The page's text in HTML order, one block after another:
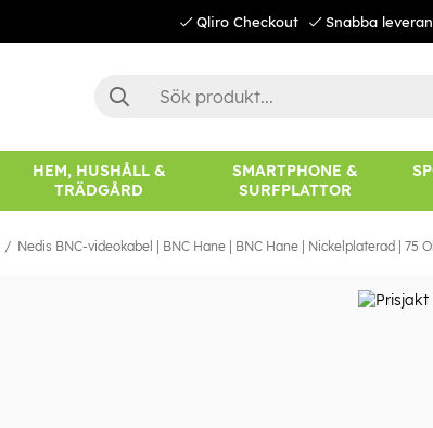
Qliro Checkout Snabba
HEM, HUSHÅLL &
TRÄDGÅRD
SMARTPHONE &
SURFPLATTOR
Nedis BNC-videokabel | BNC Hane | BNC Hane | Nickelplaterad | 75